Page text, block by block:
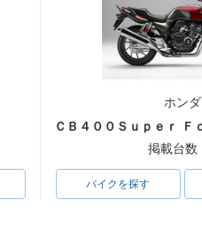
ホンダ
掲載台数
バイクを探す